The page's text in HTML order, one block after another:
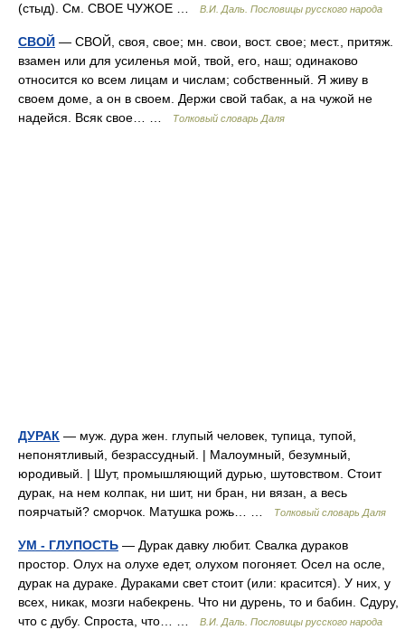
(стыд). См. СВОЕ ЧУЖОЕ …
В.И. Даль. Пословицы русского народа
СВОЙ — СВОЙ, своя, свое; мн. свои, вост. свое; мест., притяж.
взамен или для усиленья мой, твой, его, наш; одинаково
относится ко всем лицам и числам; собственный. Я живу в
своем доме, а он в своем. Держи свой табак, а на чужой не
надейся. Всяк свое… …
Толковый словарь Даля
ДУРАК — муж. дура жен. глупый человек, тупица, тупой,
непонятливый, безрассудный. | Малоумный, безумный,
юродивый. | Шут, промышляющий дурью, шутовством. Стоит
дурак, на нем колпак, ни шит, ни бран, ни вязан, а весь
поярчатый? сморчок. Матушка рожь… …
Толковый словарь Даля
УМ - ГЛУПОСТЬ — Дурак давку любит. Свалка дураков
простор. Олух на олухе едет, олухом погоняет. Осел на осле,
дурак на дураке. Дураками свет стоит (или: красится). У них, у
всех, никак, мозги набекрень. Что ни дурень, то и бабин. Сдуру,
что с дубу. Спроста, что… …
В.И. Даль. Пословицы русского народа